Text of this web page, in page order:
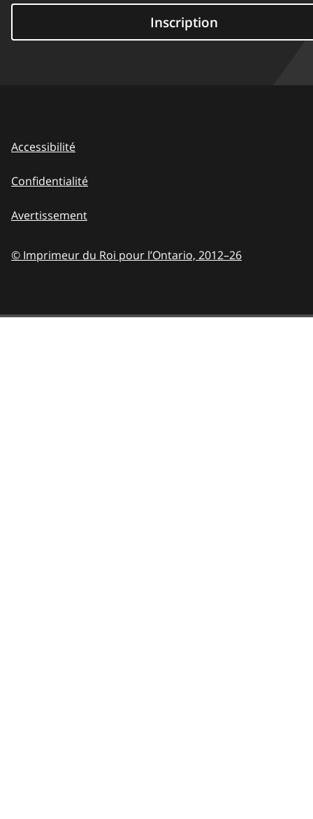
Inscription
Accessibilité
Confidentialité
Avertissement
© Imprimeur du Roi pour l’Ontario, 2012–26